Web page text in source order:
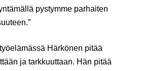
pystymme parhaiten
Härkönen pitää
ja tarkkuuttaan. Hän pitää